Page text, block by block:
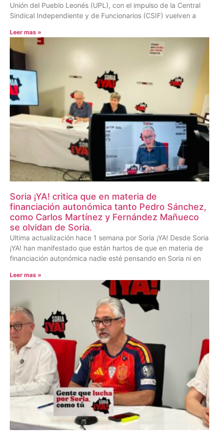
Unión del Pueblo Leonés (UPL), con el impulso de la Central
Sindical Independiente y de Funcionarios (CSIF) vuelven a
Leer mas »
Soria ¡YA! critica que en materia de
financiación autonómica tanto Pedro Sánchez,
como Carlos Martínez y Fernández Mañueco
se olvidan de Soria.
Ultima actualización hace 1 semana por Soria ¡YA! Desde Soria
¡YA! han manifestado que están hartos de que en materia de
financiación autonómica nadie esté pensando en Soria ni en
Leer mas »